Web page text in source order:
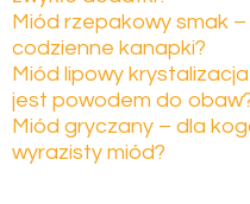
Miód rzepakowy smak
codzienne kanapki?
Miód lipowy
jest powodem do
Miód gryczany – dla
wyrazisty miód?